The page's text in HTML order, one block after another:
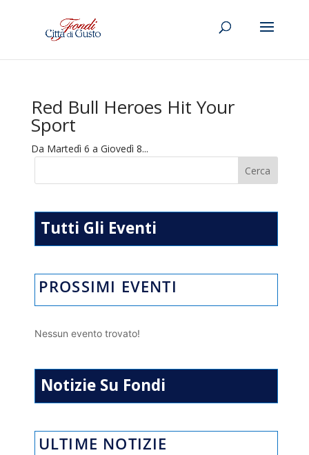
Red Bull Heroes Hit Your
Sport
Da Martedì 6 a Giovedì 8...
Tutti Gli Eventi
PROSSIMI EVENTI
Nessun evento trovato!
Notizie Su Fondi
ULTIME NOTIZIE